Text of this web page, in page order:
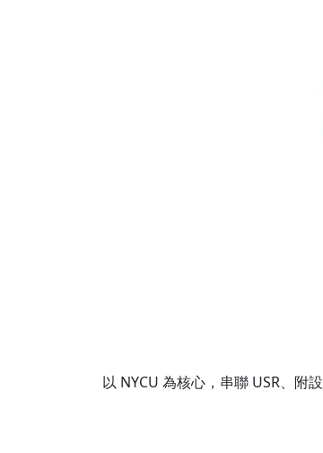
以 NYCU 為核心，串聯 USR、附